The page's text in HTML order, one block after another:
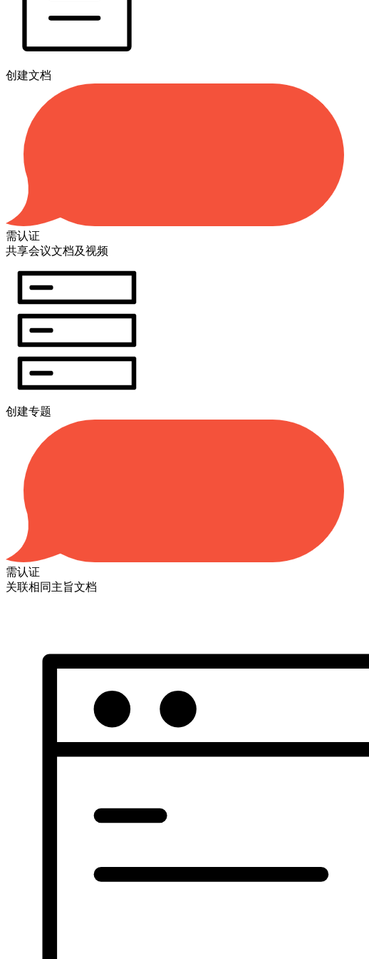
创建文档
需认证
共享会议文档及视频
创建专题
需认证
关联相同主旨文档